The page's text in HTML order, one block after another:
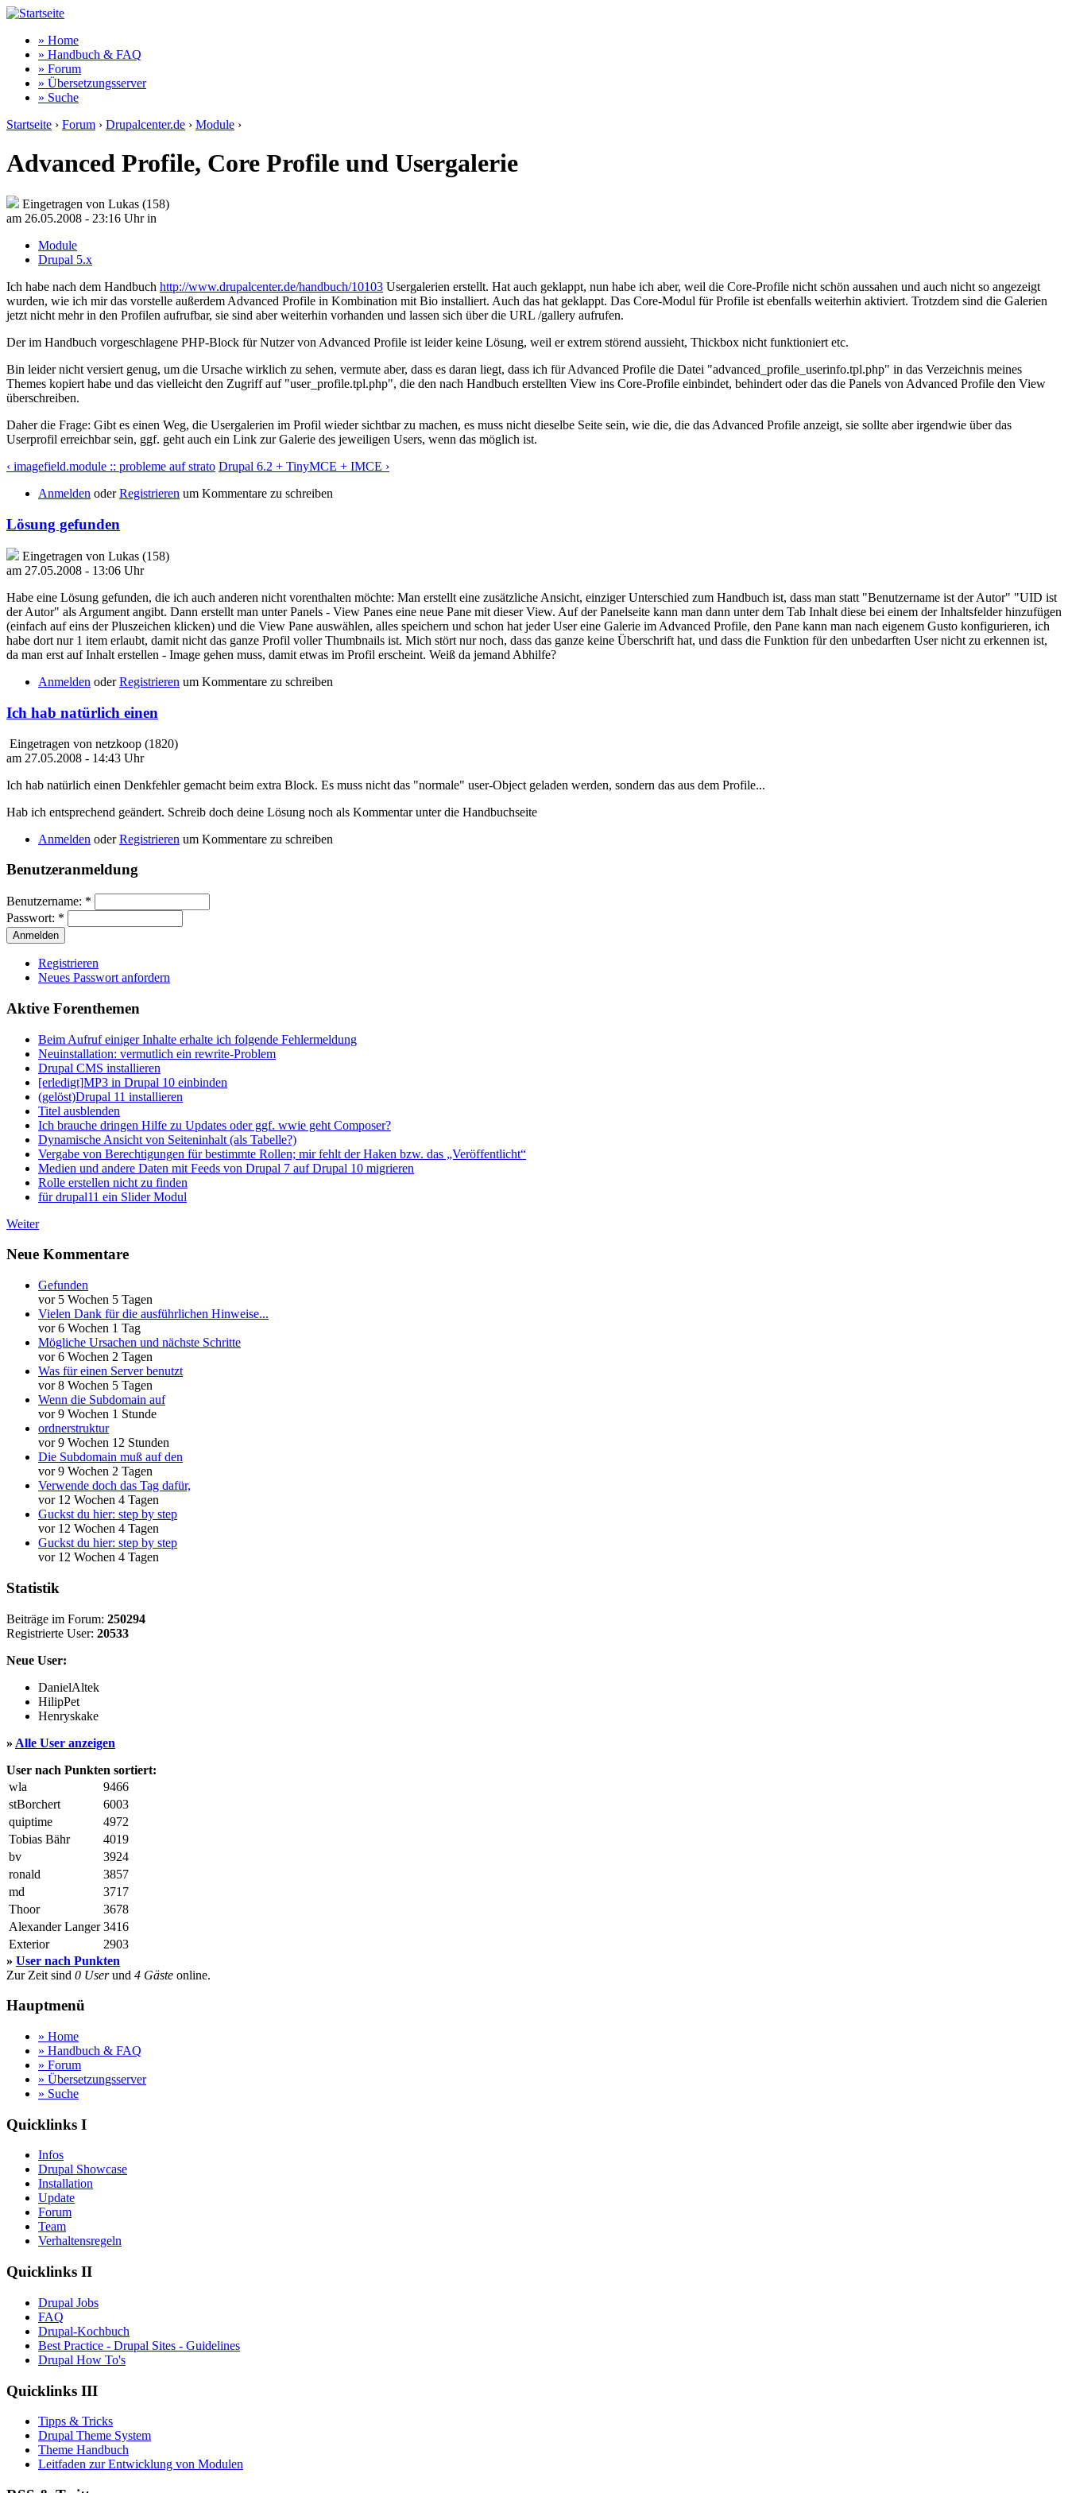
» Home
» Handbuch & FAQ
» Forum
» Übersetzungsserver
» Suche
Startseite › Forum › Drupalcenter.de › Module ›
Advanced Profile, Core Profile und Usergalerie
Eingetragen von Lukas (158)
am 26.05.2008 - 23:16 Uhrin
Module
Drupal 5.x
Ich habe nach dem Handbuch http://www.drupalcenter.de/handbuch/10103 Usergalerien erstellt. Hat auch geklappt, nun habe ich aber, weil die Core-Profile nicht schön aussahen und auch nicht so angezeigt
wurden, wie ich mir das vorstelle außerdem Advanced Profile in Kombination mit Bio installiert. Auch das hat geklappt. Das Core-Modul für Profile ist ebenfalls weiterhin aktiviert. Trotzdem sind die Galerien
jetzt nicht mehr in den Profilen aufrufbar, sie sind aber weiterhin vorhanden und lassen sich über die URL /gallery aufrufen.
Der im Handbuch vorgeschlagene PHP-Block für Nutzer von Advanced Profile ist leider keine Lösung, weil er extrem störend aussieht, Thickbox nicht funktioniert etc.
Bin leider nicht versiert genug, um die Ursache wirklich zu sehen, vermute aber, dass es daran liegt, dass ich für Advanced Profile die Datei "advanced_profile_userinfo.tpl.php" in das Verzeichnis meines
Themes kopiert habe und das vielleicht den Zugriff auf "user_profile.tpl.php", die den nach Handbuch erstellten View ins Core-Profile einbindet, behindert oder das die Panels von Advanced Profile den View
überschreiben.
Daher die Frage: Gibt es einen Weg, die Usergalerien im Profil wieder sichtbar zu machen, es muss nicht dieselbe Seite sein, wie die, die das Advanced Profile anzeigt, sie sollte aber irgendwie über das
Userprofil erreichbar sein, ggf. geht auch ein Link zur Galerie des jeweiligen Users, wenn das möglich ist.
‹ imagefield.module :: probleme auf strato Drupal 6.2 + TinyMCE + IMCE ›
Anmelden oderRegistrieren um Kommentare zu schreiben
Lösung gefunden
Eingetragen von Lukas (158)
am 27.05.2008 - 13:06 Uhr
Habe eine Lösung gefunden, die ich auch anderen nicht vorenthalten möchte: Man erstellt eine zusätzliche Ansicht, einziger Unterschied zum Handbuch ist, dass man statt "Benutzername ist der Autor" "UID ist
der Autor" als Argument angibt. Dann erstellt man unter Panels - View Panes eine neue Pane mit dieser View. Auf der Panelseite kann man dann unter dem Tab Inhalt diese bei einem der Inhaltsfelder hinzufügen
(einfach auf eins der Pluszeichen klicken) und die View Pane auswählen, alles speichern und schon hat jeder User eine Galerie im Advanced Profile, den Pane kann man nach eigenem Gusto konfigurieren, ich
habe dort nur 1 item erlaubt, damit nicht das ganze Profil voller Thumbnails ist. Mich stört nur noch, dass das ganze keine Überschrift hat, und dass die Funktion für den unbedarften User nicht zu erkennen ist,
da man erst auf Inhalt erstellen - Image gehen muss, damit etwas im Profil erscheint. Weiß da jemand Abhilfe?
Anmelden oderRegistrieren um Kommentare zu schreiben
Ich hab natürlich einen
Eingetragen von netzkoop (1820)
am 27.05.2008 - 14:43 Uhr
Ich hab natürlich einen Denkfehler gemacht beim extra Block. Es muss nicht das "normale" user-Object geladen werden, sondern das aus dem Profile...
Hab ich entsprechend geändert. Schreib doch deine Lösung noch als Kommentar unter die Handbuchseite
Anmelden oderRegistrieren um Kommentare zu schreiben
Benutzeranmeldung
Benutzername: *
Passwort: *
Registrieren
Neues Passwort anfordern
Aktive Forenthemen
Beim Aufruf einiger Inhalte erhalte ich folgende Fehlermeldung
Neuinstallation: vermutlich ein rewrite-Problem
Drupal CMS installieren
[erledigt]MP3 in Drupal 10 einbinden
(gelöst)Drupal 11 installieren
Titel ausblenden
Ich brauche dringen Hilfe zu Updates oder ggf. wwie geht Composer?
Dynamische Ansicht von Seiteninhalt (als Tabelle?)
Vergabe von Berechtigungen für bestimmte Rollen; mir fehlt der Haken bzw. das „Veröffentlicht“
Medien und andere Daten mit Feeds von Drupal 7 auf Drupal 10 migrieren
Rolle erstellen nicht zu finden
für drupal11 ein Slider Modul
Weiter
Neue Kommentare
Gefunden
vor 5 Wochen 5 Tagen
Vielen Dank für die ausführlichen Hinweise...
vor 6 Wochen 1 Tag
Mögliche Ursachen und nächste Schritte
vor 6 Wochen 2 Tagen
Was für einen Server benutzt
vor 8 Wochen 5 Tagen
Wenn die Subdomain auf
vor 9 Wochen 1 Stunde
ordnerstruktur
vor 9 Wochen 12 Stunden
Die Subdomain muß auf den
vor 9 Wochen 2 Tagen
Verwende doch das Tag dafür,
vor 12 Wochen 4 Tagen
Guckst du hier: step by step
vor 12 Wochen 4 Tagen
Guckst du hier: step by step
vor 12 Wochen 4 Tagen
Statistik
Beiträge im Forum: 250294
Registrierte User: 20533
Neue User:
DanielAltek
HilipPet
Henryskake
» Alle User anzeigen
User nach Punkten sortiert:
wla
9466
stBorchert
6003
quiptime
4972
Tobias Bähr
4019
bv
3924
ronald
3857
md
3717
Thoor
3678
Alexander Langer 3416
Exterior
2903
» User nach Punkten
Zur Zeit sind 0 Userund 4 Gäste online.
Hauptmenü
» Home
» Handbuch & FAQ
» Forum
» Übersetzungsserver
» Suche
Quicklinks I
Infos
Drupal Showcase
Installation
Update
Forum
Team
Verhaltensregeln
Quicklinks II
Drupal Jobs
FAQ
Drupal-Kochbuch
Best Practice - Drupal Sites - Guidelines
Drupal How To's
Quicklinks III
Tipps & Tricks
Drupal Theme System
Theme Handbuch
Leitfaden zur Entwicklung von Modulen